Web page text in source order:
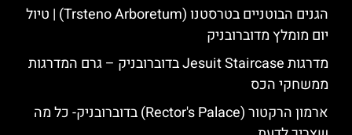
הגנים הבוטניים בטרסטנו (Trsteno Arboretum) | טיול
יום מומלץ מדוברובניק
מדרגות Jesuit Staircase בדוברובניק – גרם המדרגות
ממשחקי הכס
ארמון הרקטור (Rector's Palace) בדוברובניק- כל מה